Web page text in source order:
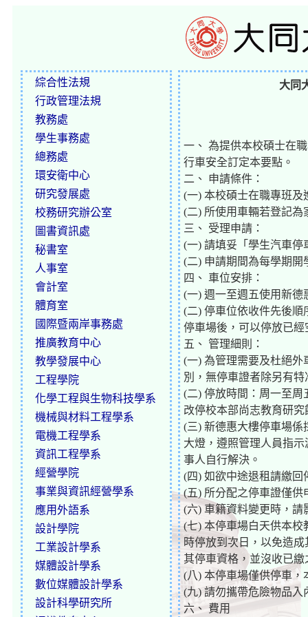
綜合性法規
行政管理法規
教務處
學生事務處
總務處
環安衛中心
研究發展處
校務研究辦公室
圖書資訊處
秘書室
人事室
會計室
體育室
國際暨兩岸事務處
推廣教育中心
教學發展中心
工程學院
化學工程與生物科技學系
機械與材料工程學系
電機工程學系
資訊工程學系
經營學院
事業與資訊經營學系
應用外語系
設計學院
工業設計學系
媒體設計學系
數位媒體設計學系
設計科學研究所
大同
一、 為提供本校碩士在
行車安全訂定本要點。
二、 申請條件：
(一) 本校碩士在職專班
(二) 所使用車輛若登記
三、 受理申請：
(一) 請填妥「學生汽車
(二) 申請期間為每學期
四、 車位安排：
(一) 週一至週五使用新
(二) 停車位依收件先後
停車場後，可以停放已
五、 管理細則：
(一) 為管理需要及杜絕
別，無停車證者除另有
(二) 停放時間：周一至周
改停校本部尚志教育研究
(三) 新德惠大樓停車場
大燈，遵照管理人員指
事人自行解決。
(四) 如欲中途退租請繳
(五) 所分配之停車證僅
(六) 車籍資料變更時，
(七) 本停車場白天供本
時停放到次日，以免造
其停車資格，並沒收已
(八) 本停車場僅供停車，
(九) 請勿攜帶危險物品入
六、 費用